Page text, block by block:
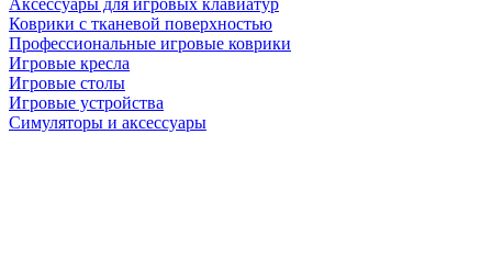
Аксессуары для игровых клавиатур
Коврики с тканевой поверхностью
Профессиональные игровые коврики
Игровые кресла
Игровые столы
Игровые устройства
Симуляторы и аксессуары